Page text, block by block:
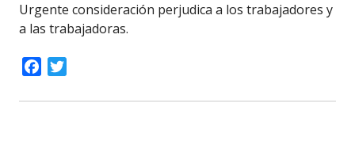
Urgente consideración perjudica a los trabajadores y
a las trabajadoras.
Facebook